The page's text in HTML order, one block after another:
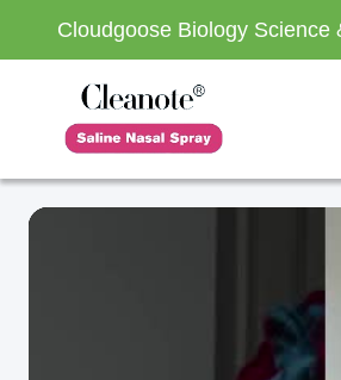
Cloudgoose Biology Science